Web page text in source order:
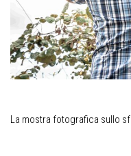
La mostra fotografica sullo